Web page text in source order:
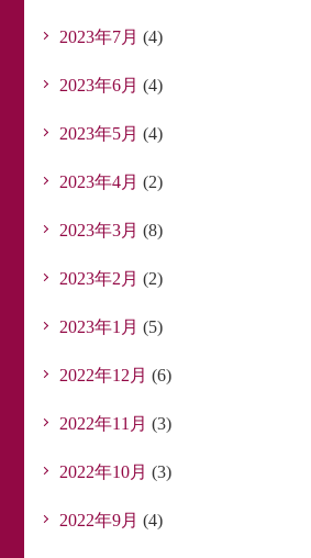
2023年7月 (4)
2023年6月 (4)
2023年5月 (4)
2023年4月 (2)
2023年3月 (8)
2023年2月 (2)
2023年1月 (5)
2022年12月 (6)
2022年11月 (3)
2022年10月 (3)
2022年9月 (4)